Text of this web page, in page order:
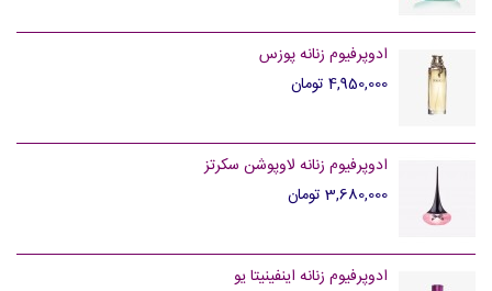
ادوپرفیوم زنانه پوزس
4,950,000 تومان
ادوپرفیوم زنانه لاوپوشن سکرتز
3,680,000 تومان
ادوپرفیوم زنانه اینفینیتا یو